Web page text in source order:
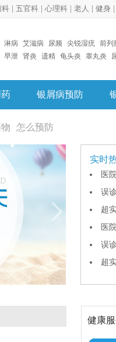
科 五官科 心理科 老人 健身
淋病 艾滋病 尿频 尖锐湿疣 前列
早泄 肾炎 遗精 龟头炎 睾丸炎
银屑病预防
怎么预防
实时
医
误
超
医
误
超
健康